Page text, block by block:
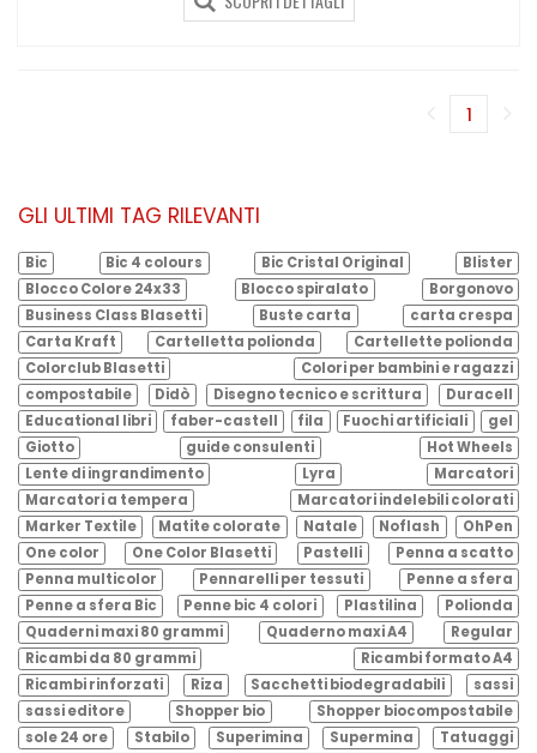
1
GLI ULTIMI TAG RILEVANTI
Bic Bic 4 colours Bic Cristal Original
Blister
Blocco Colore 24x33
Blocco spiralato
Borgonovo
Business Class Blasetti
Buste carta
carta crespa
Carta Kraft
Cartelletta polionda
Cartellette polionda
Colorclub Blasetti
Colori per bambini e ragazzi
compostabile
Didò Disegno tecnico e scrittura
Duracell
Educational libri
faber-castell fila Fuochi artificiali
gel
Giotto
guide consulenti
Hot Wheels
Lente di ingrandimento
Lyra
Marcatori
Marcatori a tempera
Marcatori indelebili colorati
Marker Textile
Matite colorate Natale Noflash
OhPen
One color
One Color Blasetti Pastelli
Penna a scatto
Penna multicolor
Pennarelli per tessuti
Penne a sfera
Penne a sfera Bic
Penne bic 4 colori Plastilina
Polionda
Quaderni maxi 80 grammi
Quaderno maxi A4
Regular
Ricambi da 80 grammi
Ricambi formato A4
Ricambi rinforzati
Riza Sacchetti biodegradabili
sassi
sassi editore
Shopper bio
Shopper biocompostabile
sole 24 ore
Stabilo Superimina Supermina
Tatuaggi